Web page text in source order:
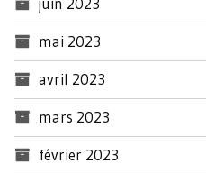
mai 2023
avril 2023
mars 2023
février 2023